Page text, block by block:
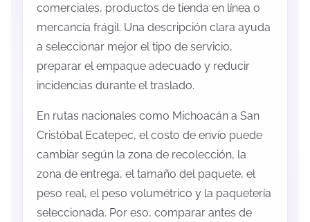
comerciales, productos de tienda en línea o
mercancía frágil. Una descripción clara ayuda
a seleccionar mejor el tipo de servicio,
preparar el empaque adecuado y reducir
incidencias durante el traslado.
En rutas nacionales como Michoacán a San
Cristóbal Ecatepec, el costo de envío puede
cambiar según la zona de recolección, la
zona de entrega, el tamaño del paquete, el
peso real, el peso volumétrico y la paquetería
seleccionada. Por eso, comparar antes de